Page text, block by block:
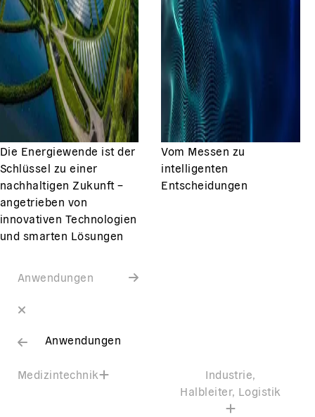
Die Energiewende ist der
Schlüssel zu einer
nachhaltigen Zukunft –
angetrieben von
innovativen Technologien
und smarten Lösungen
Vom Messen zu
intelligenten
Entscheidungen
Anwendungen
Anwendungen
Medizintechnik
Industrie,
Halbleiter, Logistik